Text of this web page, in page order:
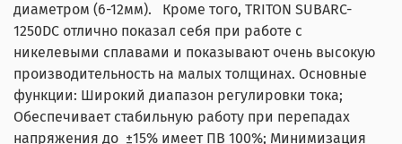
диаметром (6-12мм). Кроме того, TRITON SUBARC-
1250DC отлично показал себя при работе с
никелевыми сплавами и показывают очень высокую
производительность на малых толщинах. Основные
функции: Широкий диапазон регулировки тока;
Обеспечивает стабильную работу при перепадах
напряжения до ±15% имеет ПВ 100%; Минимизация